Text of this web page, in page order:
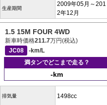
生産期間
2009年05月～201
2年12月
1.5 15M FOUR 4WD
新車時価格211.7万円(税込)
JC08
-km/L
満タンでどこまで走る？
-km
排気量 1498cc